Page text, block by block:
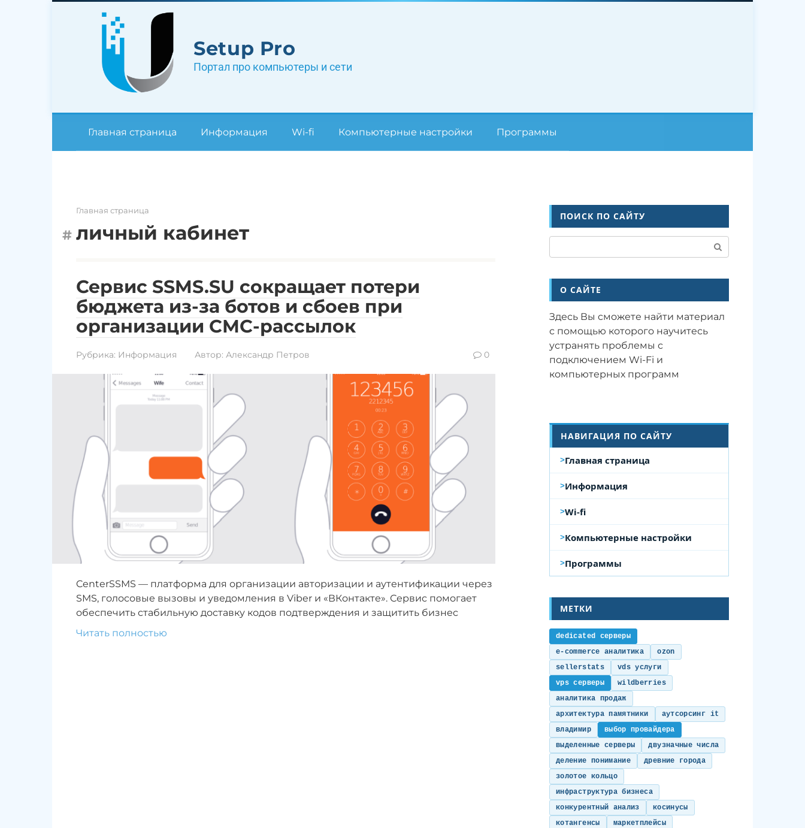
Setup Pro
Портал про компьютеры и сети
Главная страница Информация Wi-fi Компьютерные настройки Программы
Главная страница
личный кабинет
Сервис SSMS.SU сокращает потери
бюджета из-за ботов и сбоев при
организации СМС-рассылок
Рубрика: Информация Автор: Александр Петров 0
CenterSSMS — платформа для организации авторизации и аутентификации через
SMS, голосовые вызовы и уведомления в Viber и «ВКонтакте». Сервис помогает
обеспечить стабильную доставку кодов подтверждения и защитить бизнес
Читать полностью
ПОИСК ПО САЙТУ
О САЙТЕ
Здесь Вы сможете найти материал
с помощью которого научитесь
устранять проблемы с
подключением Wi-Fi и
компьютерных программ
НАВИГАЦИЯ ПО САЙТУ
Главная страница
Информация
Wi-fi
Компьютерные настройки
Программы
МЕТКИ
dedicated серверы
e-commerce аналитика
ozon
sellerstats
vds услуги
vps серверы
wildberries
аналитика продаж
архитектура памятники
аутсорсинг it
владимир
выбор провайдера
выделенные серверы
двузначные числа
деление понимание
древние города
золотое кольцо
инфраструктура бизнеса
конкурентный анализ
косинусы
котангенсы
маркетплейсы